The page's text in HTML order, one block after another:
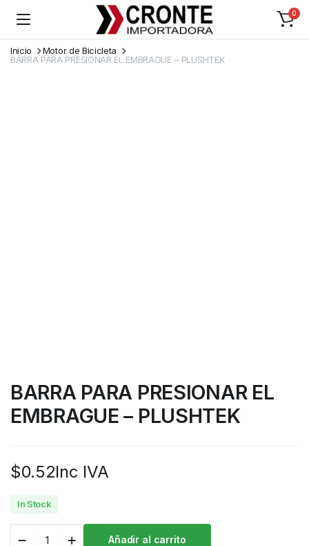
0
Inicio
Motor de Bicicleta
BARRA PARA PRESIONAR EL EMBRAGUE – PLUSHTEK
BARRA PARA PRESIONAR EL
EMBRAGUE – PLUSHTEK
$0.52Inc IVA
In Stock
Añadir al carrito